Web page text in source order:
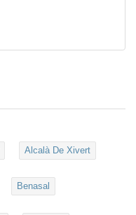
Alcalà De Xivert
Benasal